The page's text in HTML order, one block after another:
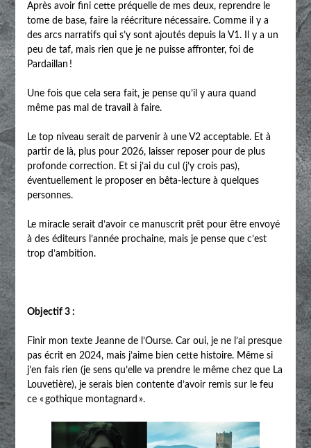
Après avoir fini cette préquelle de mes deux, reprendre le
tome de base, faire la réécriture nécessaire. Comme il y a
des arcs narratifs qui s’y sont ajoutés depuis la V1. Il y a un
peu de taf, mais rien que je ne puisse affronter, foi de
Pardaillan !
Une fois que cela sera fait, je pense qu’il y aura quand
même pas mal de travail à faire.
Le top niveau serait de parvenir à une V2 acceptable. Et à
partir de là, plus pour 2026, laisser reposer pour de plus
profonde correction. Et si j’ai du cul (j’y crois pas),
éventuellement le proposer en bêta-lecture à quelques
personnes.
Le miracle serait d’avoir ce manuscrit prêt pour être envoyé
à des éditeurs l’année prochaine, mais je pense que c’est
trop d’ambition.
Objectif 3 :
Finir mon texte Jeanne de l’Ourse. Car oui, je ne l’ai presque
pas écrit en 2024, mais j’aime bien cette histoire. Même si
j’en fais rien (je sens qu’elle va prendre le même chez que La
Louvetière), je serais bien contente d’avoir remis sur le feu
ce « gothique montagnard ».